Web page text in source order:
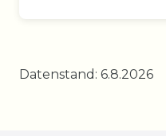
Datenstand: 6.8.2026